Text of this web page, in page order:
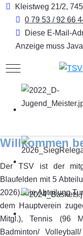
Kleistweg 21/2,
0 79 53 / 92 66
Diese E-Mail-
Anzeige muss
Mobile Menu Toggle
Willkommen
Der TSV ist der
Blaufelden mit 5
2026). Die Abteilung
dem Hauptverein
Mitgl.), Tennis (96
Badminton/